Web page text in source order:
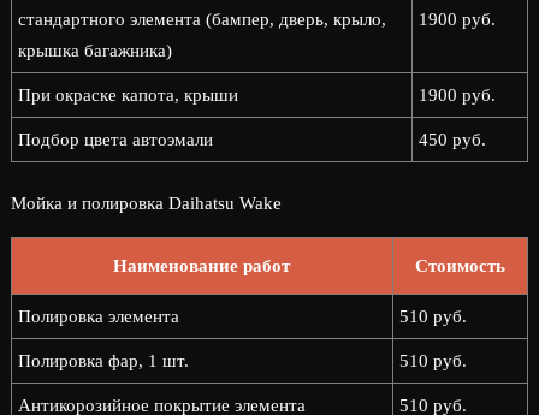
стандартного элемента (бампер, дверь, крыло,
крышка багажника)
1900 руб.
При окраске капота, крыши 1900 руб.
Подбор цвета автоэмали 450 руб.
Мойка и полировка Daihatsu Wake
Наименование работ Стоимость
Полировка элемента 510 руб.
Полировка фар, 1 шт. 510 руб.
Антикорозийное покрытие элемента 510 руб.